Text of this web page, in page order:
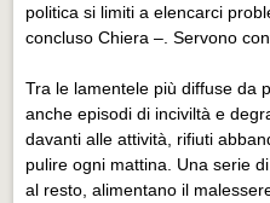
politica si limiti a elencarci
concluso Chiera –. Servono
Tra le lamentele più diffuse da
anche episodi di inciviltà e
davanti alle attività, rifiuti
pulire ogni mattina. Una serie
al resto, alimentano il